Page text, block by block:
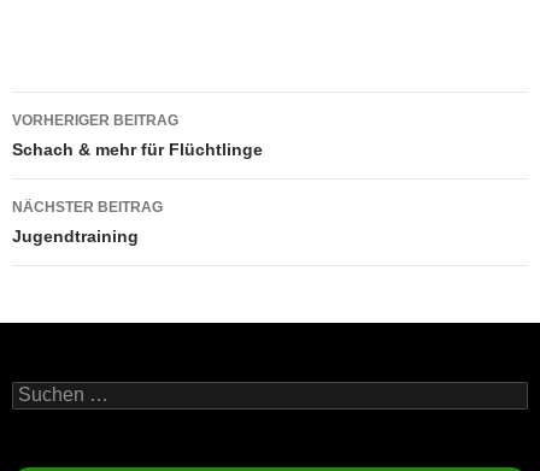
Beitragsnavigation
VORHERIGER BEITRAG
Schach & mehr für Flüchtlinge
NÄCHSTER BEITRAG
Jugendtraining
Suchen
nach: